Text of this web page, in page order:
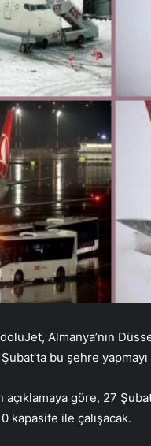
Almanya’nın
bu şehre
açıklamaya göre, 27
kapasite ile çalışacak.